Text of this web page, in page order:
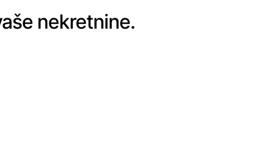
nekretnine.